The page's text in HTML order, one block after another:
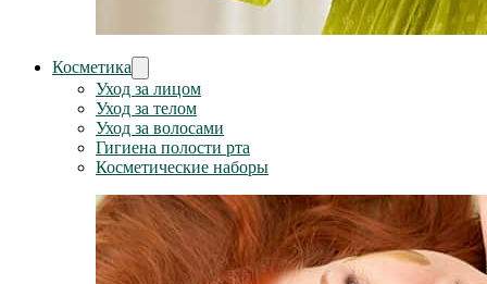
Косметика
Уход за лицом
Уход за телом
Уход за волосами
Гигиена полости рта
Косметические наборы